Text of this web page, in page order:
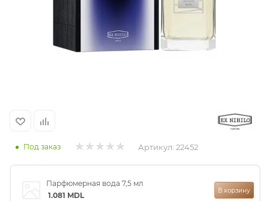
Под заказ Артикул: 22452
Парфюмерная вода 7,5 мл
1.081 MDL
В корзину